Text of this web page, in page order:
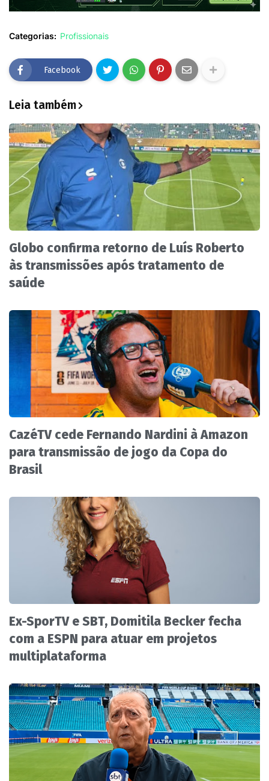
Categorias: Profissionais
Facebook
Leia também
Globo confirma retorno de Luís Roberto
às transmissões após tratamento de
saúde
CazéTV cede Fernando Nardini à Amazon
para transmissão de jogo da Copa do
Brasil
Ex-SporTV e SBT, Domitila Becker fecha
com a ESPN para atuar em projetos
multiplataforma